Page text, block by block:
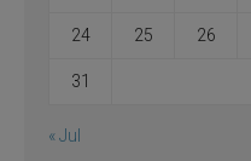
24 25 26
31
« Jul